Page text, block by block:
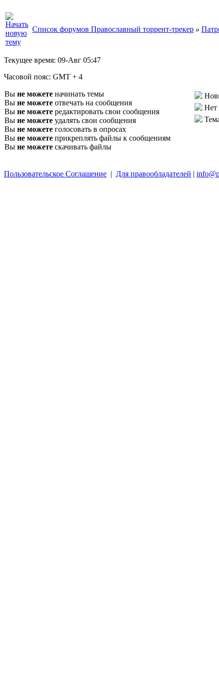
Список форумов Православный торрент-трекер »
Текущее время: 09-Авг 05:47
Часовой пояс: GMT + 4
Вы не можете начинать темы
Вы не можете отвечать на сообщения
Вы не можете редактировать свои сообщения
Вы не можете удалять свои сообщения
Вы не можете голосовать в опросах
Вы не можете прикреплять файлы к сообщениям
Вы не можете скачивать файлы
Нет
Пользовательское Соглашение | Для правообладателей |